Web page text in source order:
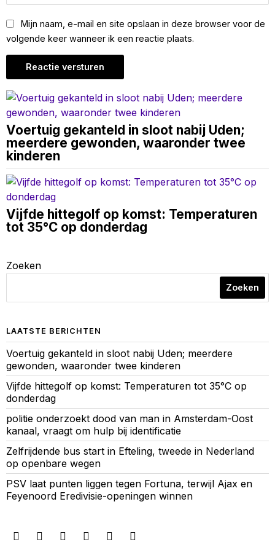
Mijn naam, e-mail en site opslaan in deze browser voor de
volgende keer wanneer ik een reactie plaats.
Voertuig gekanteld in sloot nabij Uden;
meerdere gewonden, waaronder twee
kinderen
Vijfde hittegolf op komst: Temperaturen
tot 35°C op donderdag
Zoeken
Zoeken
LAATSTE BERICHTEN
Voertuig gekanteld in sloot nabij Uden; meerdere
gewonden, waaronder twee kinderen
Vijfde hittegolf op komst: Temperaturen tot 35°C op
donderdag
politie onderzoekt dood van man in Amsterdam-Oost
kanaal, vraagt om hulp bij identificatie
Zelfrijdende bus start in Efteling, tweede in Nederland
op openbare wegen
PSV laat punten liggen tegen Fortuna, terwijl Ajax en
Feyenoord Eredivisie-openingen winnen